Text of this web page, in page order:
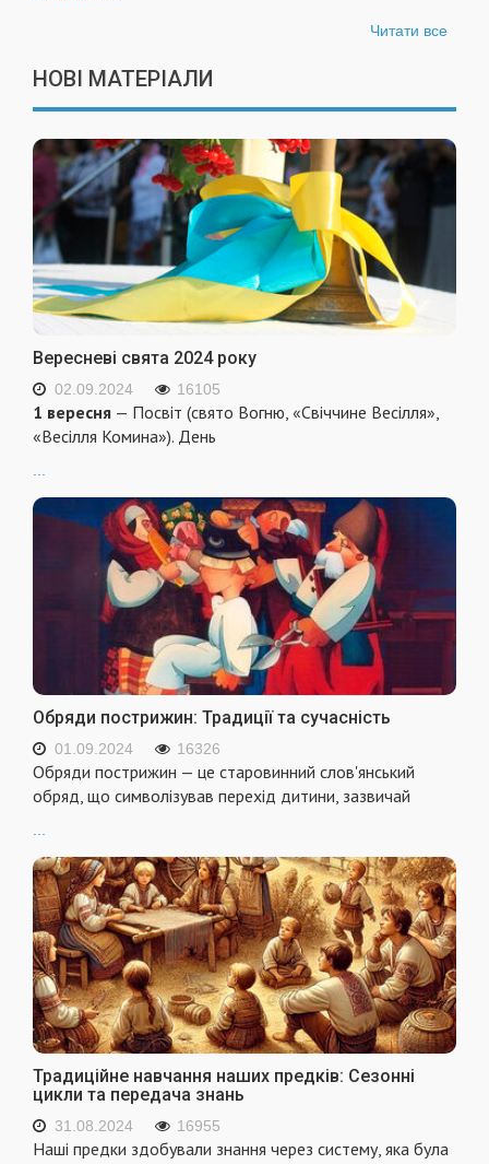
Читати все
НОВІ МАТЕРІАЛИ
Вересневі свята 2024 року
02.09.2024 16105
1 вересня — Посвіт (свято Вогню, «Свіччине Весілля»,
«Весілля Комина»). День
...
Обряди пострижин: Традиції та сучасність
01.09.2024 16326
Обряди пострижин — це старовинний слов'янський
обряд, що символізував перехід дитини, зазвичай
Традиційне навчання наших предків: Сезонні
цикли та передача знань
31.08.2024 16955
Наші предки здобували знання через систему, яка була